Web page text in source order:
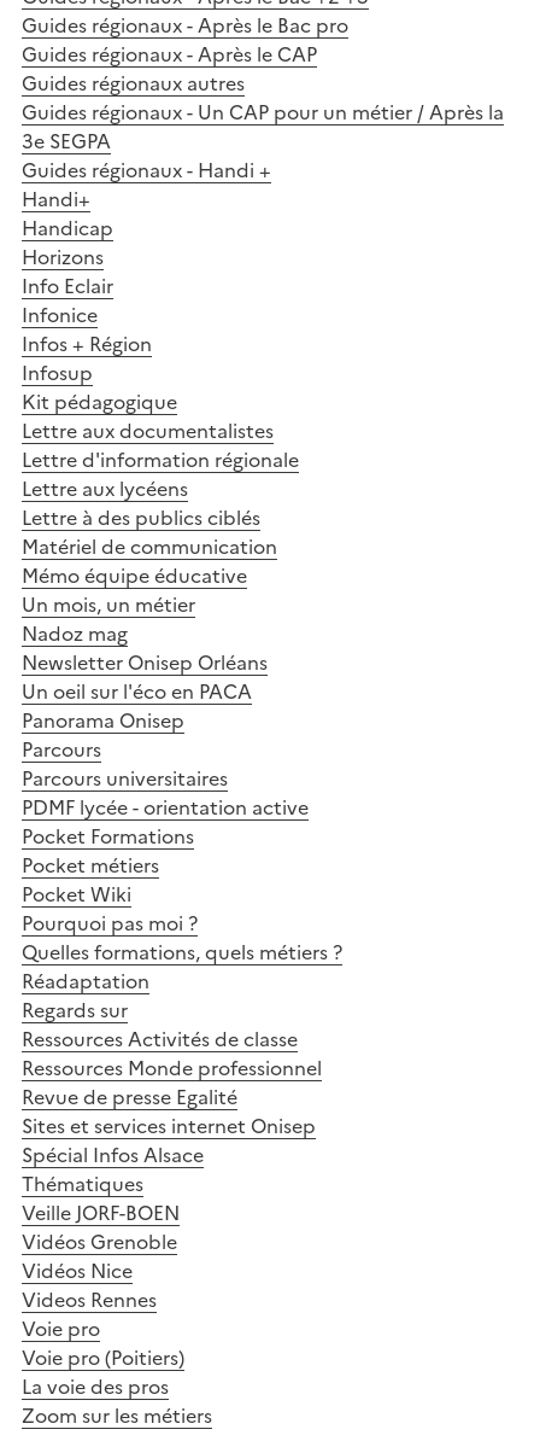
Guides régionaux - Après le Bac pro
Guides régionaux - Après le CAP
Guides régionaux autres
Guides régionaux - Un CAP pour un métier / Après la
3e SEGPA
Guides régionaux - Handi +
Handi+
Handicap
Horizons
Info Eclair
Infonice
Infos + Région
Infosup
Kit pédagogique
Lettre aux documentalistes
Lettre d'information régionale
Lettre aux lycéens
Lettre à des publics ciblés
Matériel de communication
Mémo équipe éducative
Un mois, un métier
Nadoz mag
Newsletter Onisep Orléans
Un oeil sur l'éco en PACA
Panorama Onisep
Parcours
Parcours universitaires
PDMF lycée - orientation active
Pocket Formations
Pocket métiers
Pocket Wiki
Pourquoi pas moi ?
Quelles formations, quels métiers ?
Réadaptation
Regards sur
Ressources Activités de classe
Ressources Monde professionnel
Revue de presse Egalité
Sites et services internet Onisep
Spécial Infos Alsace
Thématiques
Veille JORF-BOEN
Vidéos Grenoble
Vidéos Nice
Videos Rennes
Voie pro
Voie pro (Poitiers)
La voie des pros
Zoom sur les métiers